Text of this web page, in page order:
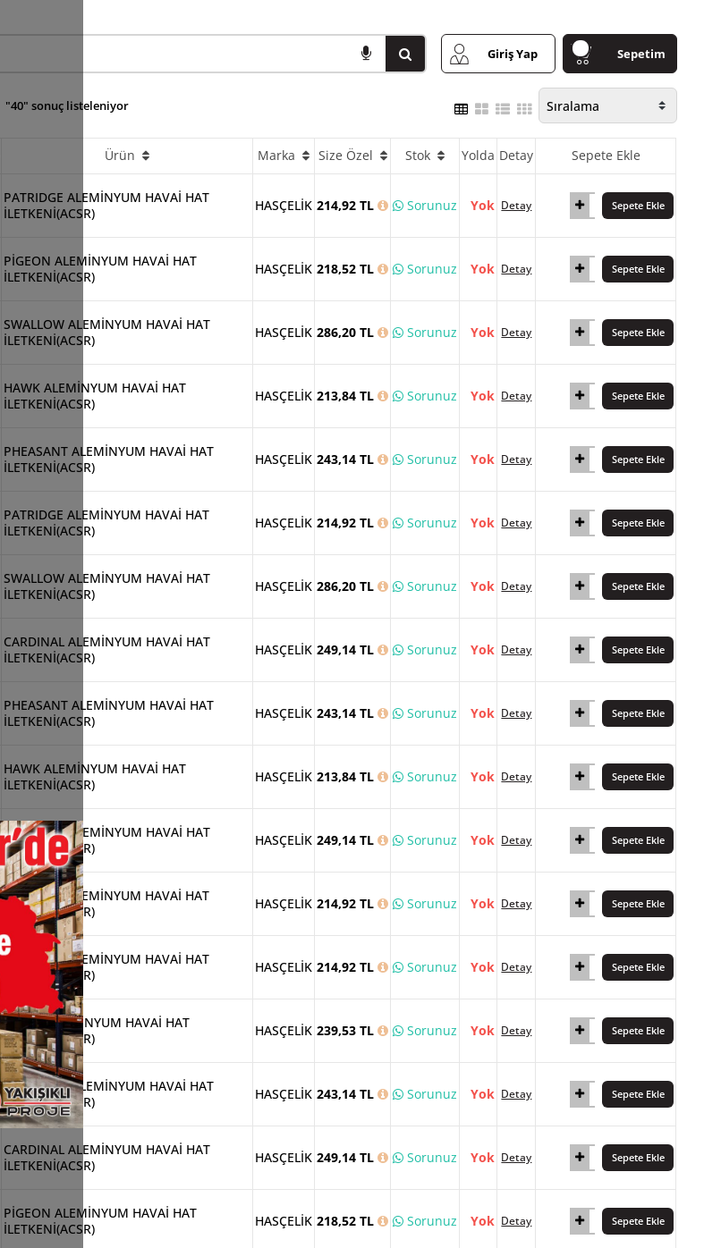
Giriş Yap Sepetim
"40" sonuç listeleniyor
Ürün Marka Size Özel Stok Yolda Detay Sepete Ekle
PATRIDGE ALEMİNYUM HAVAİ HAT
İLETKENİ(ACSR)
HASÇELİK 214,92 TL Sorunuz Yok Detay Sepete Ekle
PİGEON ALEMİNYUM HAVAİ HAT
İLETKENİ(ACSR)
HASÇELİK 218,52 TL Sorunuz Yok Detay Sepete Ekle
SWALLOW ALEMİNYUM HAVAİ HAT
İLETKENİ(ACSR)
HASÇELİK 286,20 TL Sorunuz Yok Detay Sepete Ekle
HAWK ALEMİNYUM HAVAİ HAT
İLETKENİ(ACSR)
HASÇELİK 213,84 TL Sorunuz Yok Detay Sepete Ekle
PHEASANT ALEMİNYUM HAVAİ HAT
İLETKENİ(ACSR)
HASÇELİK 243,14 TL Sorunuz Yok Detay Sepete Ekle
PATRIDGE ALEMİNYUM HAVAİ HAT
İLETKENİ(ACSR)
HASÇELİK 214,92 TL Sorunuz Yok Detay Sepete Ekle
SWALLOW ALEMİNYUM HAVAİ HAT
İLETKENİ(ACSR)
HASÇELİK 286,20 TL Sorunuz Yok Detay Sepete Ekle
CARDINAL ALEMİNYUM HAVAİ HAT
İLETKENİ(ACSR)
HASÇELİK 249,14 TL Sorunuz Yok Detay Sepete Ekle
PHEASANT ALEMİNYUM HAVAİ HAT
İLETKENİ(ACSR)
HASÇELİK 243,14 TL Sorunuz Yok Detay Sepete Ekle
HAWK ALEMİNYUM HAVAİ HAT
İLETKENİ(ACSR)
HASÇELİK 213,84 TL Sorunuz Yok Detay Sepete Ekle
CARDINAL ALEMİNYUM HAVAİ HAT
İLETKENİ(ACSR)
HASÇELİK 249,14 TL Sorunuz Yok Detay Sepete Ekle
PATRIDGE ALEMİNYUM HAVAİ HAT
İLETKENİ(ACSR)
HASÇELİK 214,92 TL Sorunuz Yok Detay Sepete Ekle
PATRIDGE ALEMİNYUM HAVAİ HAT
İLETKENİ(ACSR)
HASÇELİK 214,92 TL Sorunuz Yok Detay Sepete Ekle
DRAKE ALEMİNYUM HAVAİ HAT
İLETKENİ(ACSR)
HASÇELİK 239,53 TL Sorunuz Yok Detay Sepete Ekle
PHEASANT ALEMİNYUM HAVAİ HAT
İLETKENİ(ACSR)
HASÇELİK 243,14 TL Sorunuz Yok Detay Sepete Ekle
CARDINAL ALEMİNYUM HAVAİ HAT
İLETKENİ(ACSR)
HASÇELİK 249,14 TL Sorunuz Yok Detay Sepete Ekle
PİGEON ALEMİNYUM HAVAİ HAT
İLETKENİ(ACSR)
HASÇELİK 218,52 TL Sorunuz Yok Detay Sepete Ekle